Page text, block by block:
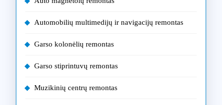
Automobilių multimedijų ir navigacijų remontas
Garso kolonėlių remontas
Garso stiprintuvų remontas
Muzikinių centrų remontas